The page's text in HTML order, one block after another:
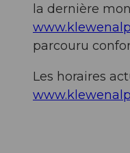
la dernière
parcouru
Les horaires